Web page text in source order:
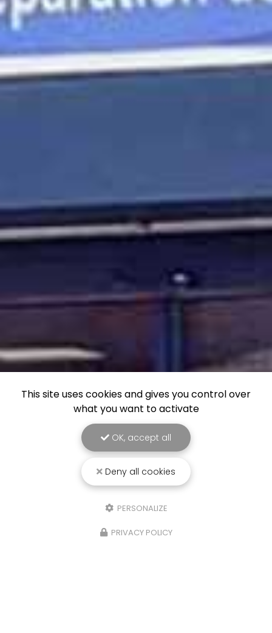
This site uses cookies and gives you control over
what you want to activate
OK, accept all
Deny all cookies
PERSONALIZE
PRIVACY POLICY